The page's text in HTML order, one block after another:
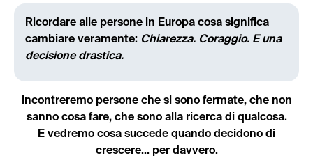
Ricordare alle persone in Europa cosa significa
cambiare veramente: Chiarezza. Coraggio. E una
decisione drastica.
Incontreremo persone che si sono fermate, che non
sanno cosa fare, che sono alla ricerca di qualcosa.
E vedremo cosa succede quando decidono di
crescere... per davvero.